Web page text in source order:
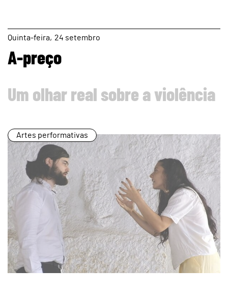
page24 setembro
Quinta
A-preço
Um olhar real sobre a violência
Artes performativas